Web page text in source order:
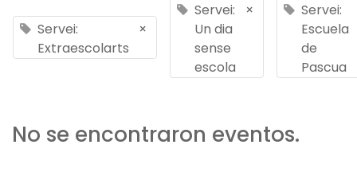
Servei:
Extraescolarts
×
Servei:
Un dia
sense
escola
×
Servei:
Escuela
de
Pascua
No se encontraron eventos.